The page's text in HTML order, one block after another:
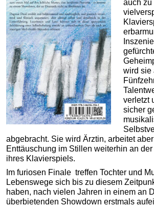
auch zu
wird sie
verletzt
sicher
abgebracht. Sie wird Ärztin, arbeitet
Enttäuschung im Stillen weiterhin an
ihres Klavierspiels.
Im furiosen Finale treffen Tochter und
Lebenswege sich bis zu diesem
haben, nach vielen Jahren in einem an
überbietenden Showdown erstmals